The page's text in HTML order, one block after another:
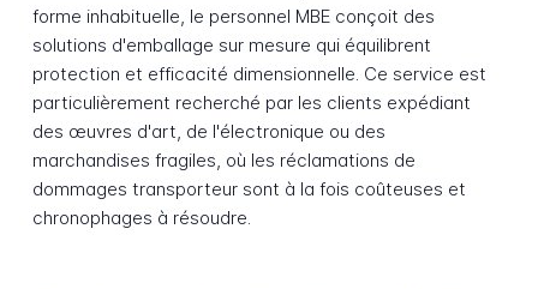
forme inhabituelle, le personnel MBE conçoit des
solutions d'emballage sur mesure qui équilibrent
protection et efficacité dimensionnelle. Ce service est
particulièrement recherché par les clients expédiant
des œuvres d'art, de l'électronique ou des
marchandises fragiles, où les réclamations de
dommages transporteur sont à la fois coûteuses et
chronophages à résoudre.